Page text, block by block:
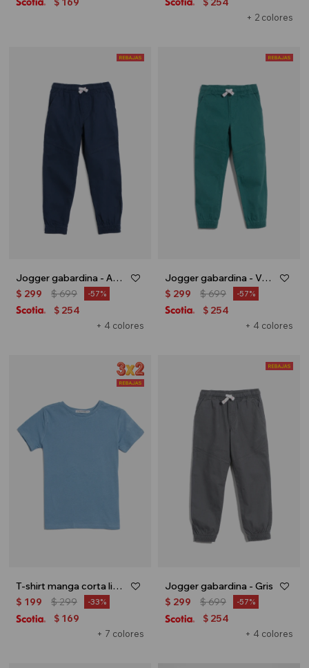
+ 2 colores
Jogger gabardina - Azul marino
+ 4 colores
$ 299 $699 57
$ 254
Jogger gabardina - Verde petroleo
+ 4 colores
$ 299 $699 57
$ 254
T-shirt manga corta lisa - Azul marino
+ 7 colores
$ 199 $299 33
$ 169
Jogger gabardina - Gris
+ 4 colores
$ 299 $699 57
$ 254